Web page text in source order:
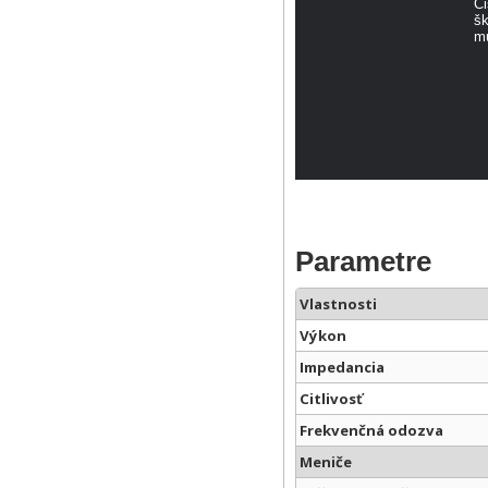
Parametre
Vlastnosti
Výkon
Impedancia
Citlivosť
Frekvenčná odozva
Meniče